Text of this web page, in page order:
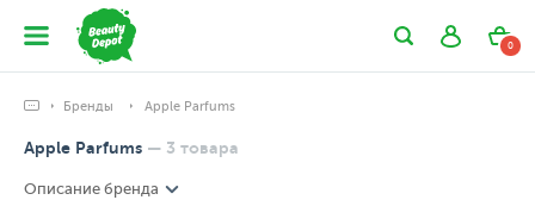
0
Бренды Apple Parfums
Apple Parfums — 3 товара
Описание бренда